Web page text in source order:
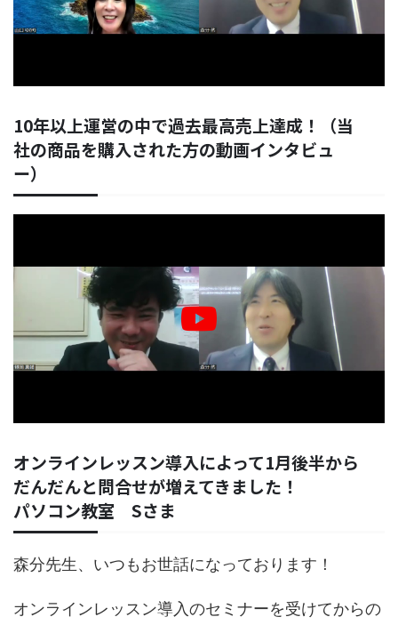
10年以上運営の中で過去最高売上達成！（当
社の商品を購入された方の動画インタビュ
ー）
オンラインレッスン導入によって1月後半から
だんだんと問合せが増えてきました！
パソコン教室 Sさま
森分先生、いつもお世話になっております！
オンラインレッスン導入のセミナーを受けてからの